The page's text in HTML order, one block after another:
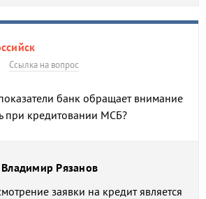
Ссылка на вопрос
банк обращает внимание
при кредитовании МСБ?
Владимир Рязанов
заявки на кредит является